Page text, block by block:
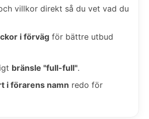
villkor direkt så du vet vad du
i förväg för bättre utbud
bränsle "full-full".
i förarens namn redo för